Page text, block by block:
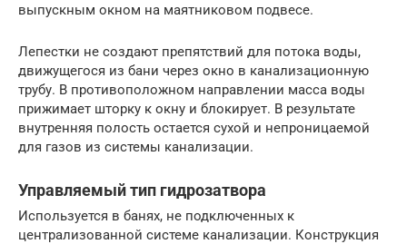
выпускным окном на маятниковом подвесе.
Лепестки не создают препятствий для потока воды,
движущегося из бани через окно в канализационную
трубу. В противоположном направлении масса воды
прижимает шторку к окну и блокирует. В результате
внутренняя полость остается сухой и непроницаемой
для газов из системы канализации.
Управляемый тип гидрозатвора
Используется в банях, не подключенных к
централизованной системе канализации. Конструкция